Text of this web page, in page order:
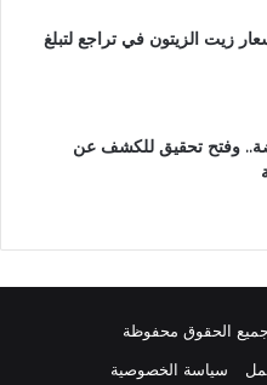
زيت الزيتون في تراجع لتبلغ
وفتح تحقيق للكشف عن
سياسة الخصوصية